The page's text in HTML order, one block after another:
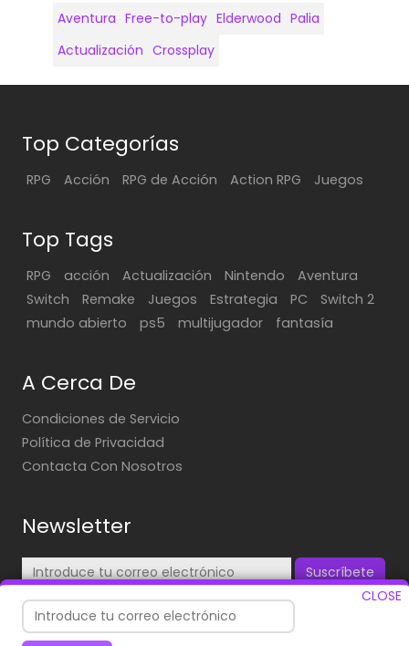
Aventura Free-to-play Elderwood Palia
Actualización Crossplay
CLOSE
Top Categorías
RPG Acción RPG de Acción Action RPG Juegos
Top Tags
RPG acción Actualización Nintendo
Aventura
Switch
Remake Juegos Estrategia PC
Switch 2
mundo abierto
ps5 multijugador fantasía
A Cerca De
Condiciones de Servicio
Política de Privacidad
Contacta Con Nosotros
Newsletter
Suscríbete
¡Suscríbete para recibir nuestras actualizaciones diarias
en tu correo!